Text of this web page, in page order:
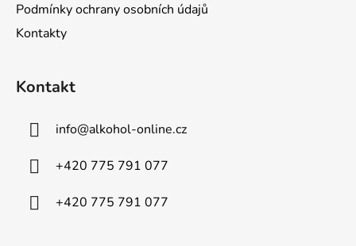
Podmínky ochrany osobních údajů
Kontakty
Kontakt
info@alkohol-online.cz
+420 775 791 077
+420 775 791 077